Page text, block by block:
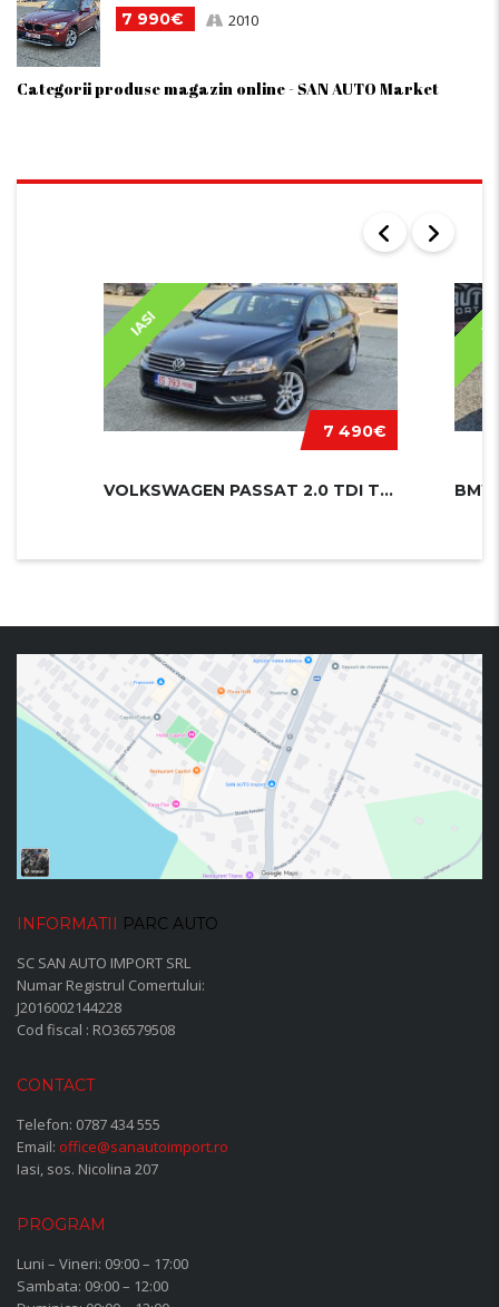
7 990€
2010
Categorii produse magazin online - SAN AUTO Market
IASI
7 490€
VOLKSWAGEN PASSAT 2.0 TDI TRENDLINE...
INFORMATII PARC AUTO
SC SAN AUTO IMPORT SRL
Numar Registrul Comertului:
J2016002144228
Cod fiscal : RO36579508
CONTACT
Telefon: 0787 434 555
Email: office@sanautoimport.ro
Iasi, sos. Nicolina 207
PROGRAM
Luni – Vineri: 09:00 – 17:00
Sambata: 09:00 – 12:00